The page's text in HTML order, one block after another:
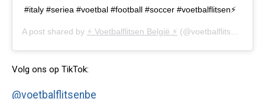
#italy #seriea #voetbal #football #soccer #voetbalflitsen⚡️
A post shared by ⚡️ Voetbalflitsen België ⚡️ (@voetbalflitsen.be) on
Volg ons op TikTok:
@voetbalflitsenbe